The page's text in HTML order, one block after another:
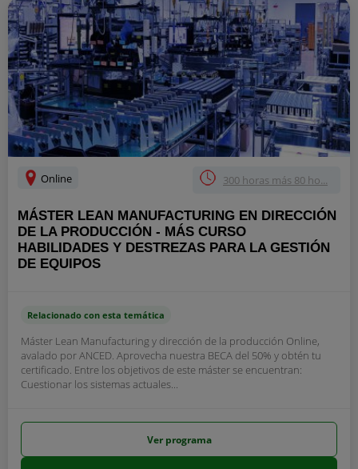
Online 300 horas más 80 ho...
MÁSTER LEAN MANUFACTURING EN DIRECCIÓN
DE LA PRODUCCIÓN - MÁS CURSO
HABILIDADES Y DESTREZAS PARA LA GESTIÓN
DE EQUIPOS
Relacionado con esta temática
Máster Lean Manufacturing y dirección de la producción Online,
avalado por ANCED. Aprovecha nuestra BECA del 50% y obtén tu
certificado. Entre los objetivos de este máster se encuentran:
Cuestionar los sistemas actuales...
Ver programa